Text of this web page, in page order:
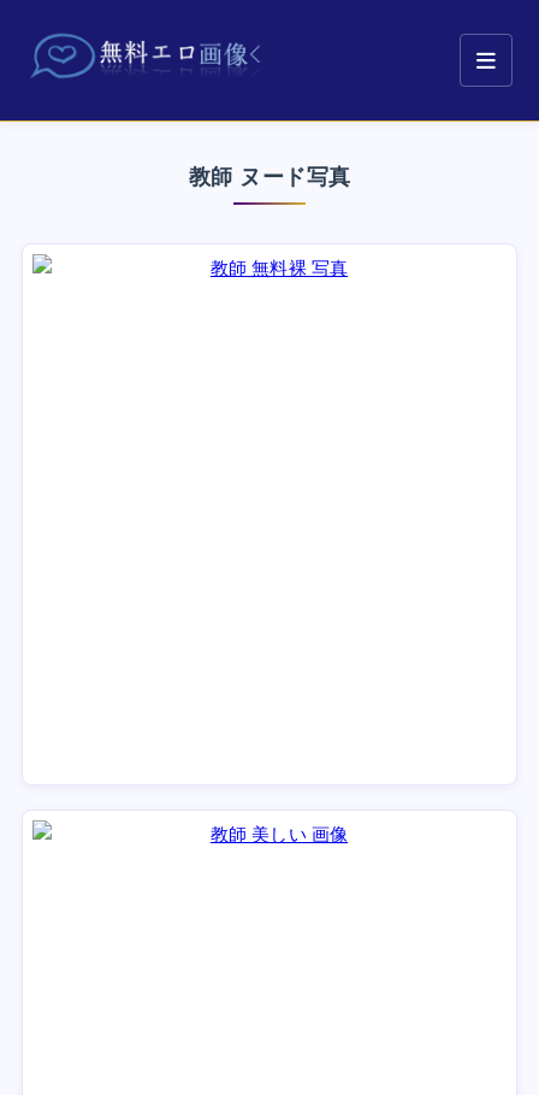
教師 ヌード写真